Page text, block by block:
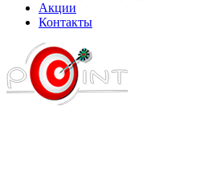
Акции
Контакты